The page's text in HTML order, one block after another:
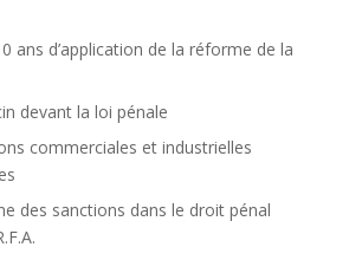
ans d’application de la réforme de la
devant la loi pénale
commerciales et industrielles
des sanctions dans le droit pénal